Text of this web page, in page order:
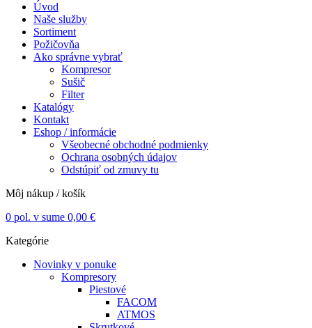
Úvod
Naše služby
Sortiment
Požičovňa
Ako správne vybrať
Kompresor
Sušič
Filter
Katalógy
Kontakt
Eshop / informácie
Všeobecné obchodné podmienky
Ochrana osobných údajov
Odstúpiť od zmuvy tu
Môj nákup / košík
0 pol. v sume 0,00 €
Kategórie
Novinky v ponuke
Kompresory
Piestové
FACOM
ATMOS